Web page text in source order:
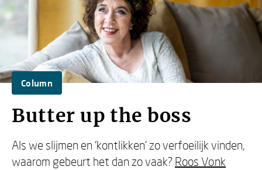
Column
Butter up the boss
Als we slijmen en ‘kontlikken’ zo verfoeilijk vinden,
waarom gebeurt het dan zo vaak? Roos Vonk